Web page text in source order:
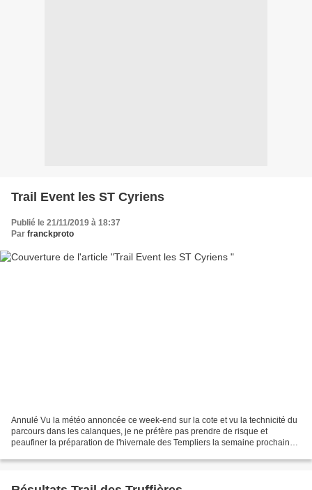
Trail Event les ST Cyriens
Publié le 21/11/2019 à 18:37
Par franckproto
Annulé Vu la météo annoncée ce week-end sur la cote et vu la technicité du
parcours dans les calanques, je ne préfère pas prendre de risque et
peaufiner la préparation de l'hivernale des Templiers la semaine prochaine